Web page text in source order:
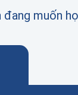
đang muốn